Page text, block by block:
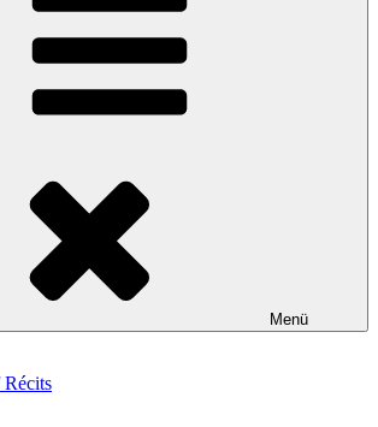
Menü
Récits